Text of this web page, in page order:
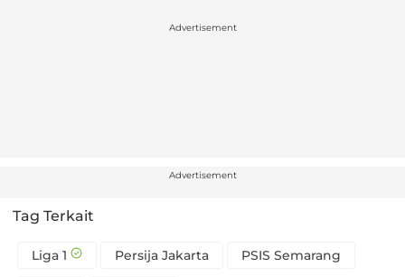
Advertisement
Advertisement
Tag Terkait
Liga 1 Persija Jakarta PSIS Semarang